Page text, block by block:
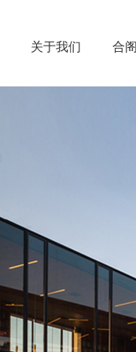
关于我们 合